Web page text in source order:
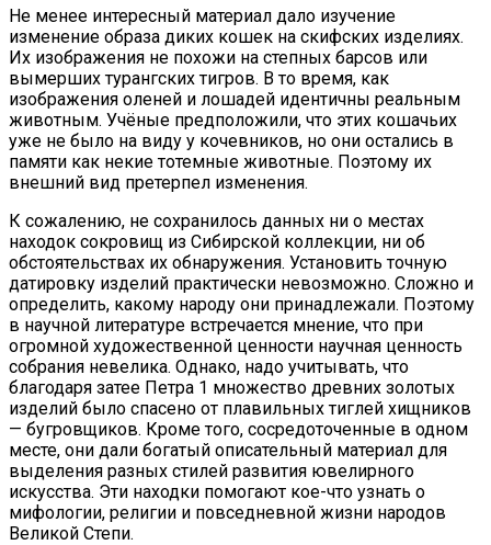
Не менее интересный материал дало изучение
изменение образа диких кошек на скифских изделиях.
Их изображения не похожи на степных барсов или
вымерших турангских тигров. В то время, как
изображения оленей и лошадей идентичны реальным
животным. Учёные предположили, что этих кошачьих
уже не было на виду у кочевников, но они остались в
памяти как некие тотемные животные. Поэтому их
внешний вид претерпел изменения.
К сожалению, не сохранилось данных ни о местах
находок сокровищ из Сибирской коллекции, ни об
обстоятельствах их обнаружения. Установить точную
датировку изделий практически невозможно. Сложно и
определить, какому народу они принадлежали. Поэтому
в научной литературе встречается мнение, что при
огромной художественной ценности научная ценность
собрания невелика. Однако, надо учитывать, что
благодаря затее Петра 1 множество древних золотых
изделий было спасено от плавильных тиглей хищников
— бугровщиков. Кроме того, сосредоточенные в одном
месте, они дали богатый описательный материал для
выделения разных стилей развития ювелирного
искусства. Эти находки помогают кое-что узнать о
мифологии, религии и повседневной жизни народов
Великой Степи.